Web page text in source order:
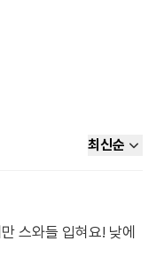
최신순
스와들 입혀요! 낮에